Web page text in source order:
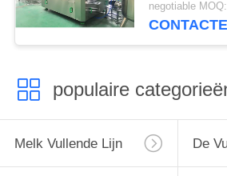
negotiable
populaire
Melk Vullende Lijn